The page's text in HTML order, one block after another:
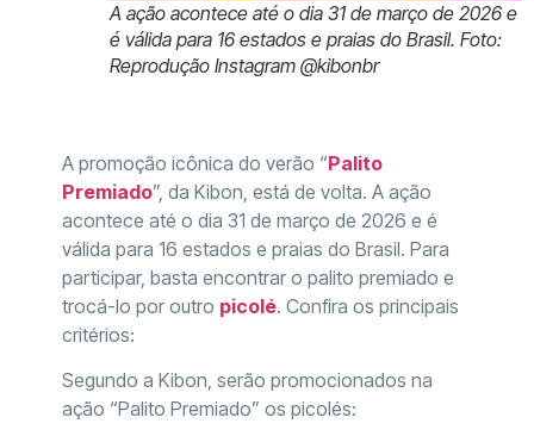
A ação acontece até o dia 31 de março de 2026 e
é válida para 16 estados e praias do Brasil. Foto:
Reprodução Instagram @kibonbr
A promoção icônica do verão “Palito
Premiado”, da Kibon, está de volta. A ação
acontece até o dia 31 de março de 2026 e é
válida para 16 estados e praias do Brasil. Para
participar, basta encontrar o palito premiado e
trocá-lo por outro picolé. Confira os principais
critérios:
Segundo a Kibon, serão promocionados na
ação “Palito Premiado” os picolés: